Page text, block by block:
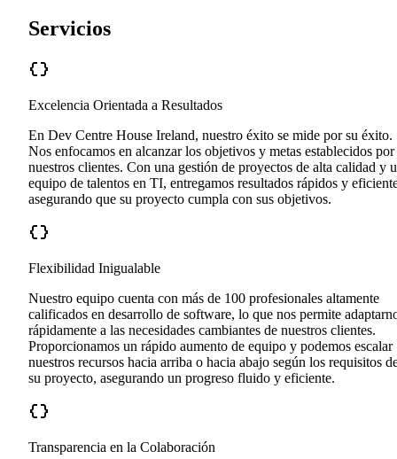
Servicios
Excelencia Orientada a Resultados
En Dev Centre House Ireland, nuestro éxito se mide por su éxito.
Nos enfocamos en alcanzar los objetivos y metas establecidos por
nuestros clientes. Con una gestión de proyectos de alta calidad y
equipo de talentos en TI, entregamos resultados rápidos y
asegurando que su proyecto cumpla con sus objetivos.
Flexibilidad Inigualable
Nuestro equipo cuenta con más de 100 profesionales altamente
calificados en desarrollo de software, lo que nos permite
rápidamente a las necesidades cambiantes de nuestros clientes.
Proporcionamos un rápido aumento de equipo y podemos escalar
nuestros recursos hacia arriba o hacia abajo según los requisitos
su proyecto, asegurando un progreso fluido y eficiente.
Transparencia en la Colaboración